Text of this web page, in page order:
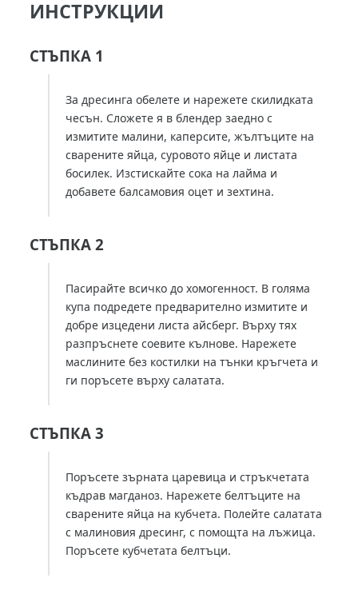
ИНСТРУКЦИИ
СТЪПКА 1
За дресинга обелете и нарежете скилидката
чесън. Сложете я в блендер заедно с
измитите малини, каперсите, жълтъците на
сварените яйца, суровото яйце и листата
босилек. Изстискайте сока на лайма и
добавете балсамовия оцет и зехтина.
СТЪПКА 2
Пасирайте всичко до хомогенност. В голяма
купа подредете предварително измитите и
добре изцедени листа айсберг. Върху тях
разпръснете соевите кълнове. Нарежете
маслините без костилки на тънки кръгчета и
ги поръсете върху салатата.
СТЪПКА 3
Поръсете зърната царевица и стръкчетата
къдрав магданоз. Нарежете белтъците на
сварените яйца на кубчета. Полейте салатата
с малиновия дресинг, с помощта на лъжица.
Поръсете кубчетата белтъци.